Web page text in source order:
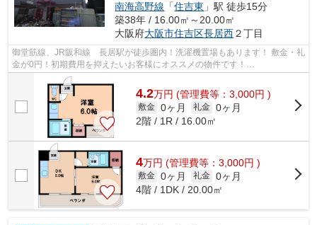
南海高野線 「住吉東 」駅 徒歩15分
築38年 / 16.00㎡～20.00㎡
大阪府大阪市住吉区長居西２丁目
御堂筋線、JR阪和線 長居駅が徒歩圏内！洗濯機置場もあります！ 敷金・礼
金が0円！初期費用を抑えたいお客様にオススメの物件です！
■□■□■□■□■□■□■□■□■□■□■□■□■□■□■□■□■□■□■□■□ ご...
4.2万円 (管理費等：3,000円 )
敷金 0ヶ月 礼金 0ヶ月
2階 / 1R / 16.00㎡
4万円 (管理費等：3,000円 )
敷金 0ヶ月 礼金 0ヶ月
4階 / 1DK / 20.00㎡